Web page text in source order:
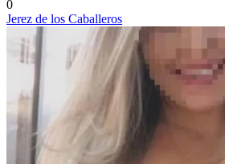
0
Jerez de los Caballeros